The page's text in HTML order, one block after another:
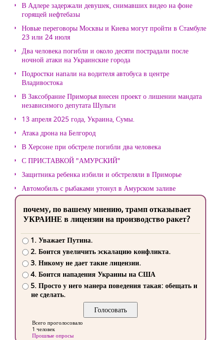
В Адлере задержали девушек, снимавших видео на фоне
горящей нефтебазы
Новые переговоры Москвы и Киева могут пройти в Стамбуле
23 или 24 июля
Два человека погибли и около десяти пострадали после
ночной атаки на Украинские города
Подростки напали на водителя автобуса в центре
Владивостока
В Заксобрание Приморья внесен проект о лишении мандата
независимого депутата Шульги
13 апреля 2025 года, Украина, Сумы.
Атака дрона на Белгород
В Херсоне при обстреле погибли два человека
С ПРИСТАВКОЙ "АМУРСКИЙ"
Защитника ребенка избили и обстреляли в Приморье
Автомобиль с рыбаками утонул в Амурском заливе
почему, по вашему мнению, трамп отказывает
УКРАИНЕ в лицензии на производство ракет?
1. Уважает Путина.
2. Боится увеличить эскалацию конфликта.
3. Никому не дает такие лицензии.
4. Боится нападения Украины на США
5. Просто у него манера поведения такая: обещать и
не сделать.
Всего проголосовало
1 человек
Прошлые опросы